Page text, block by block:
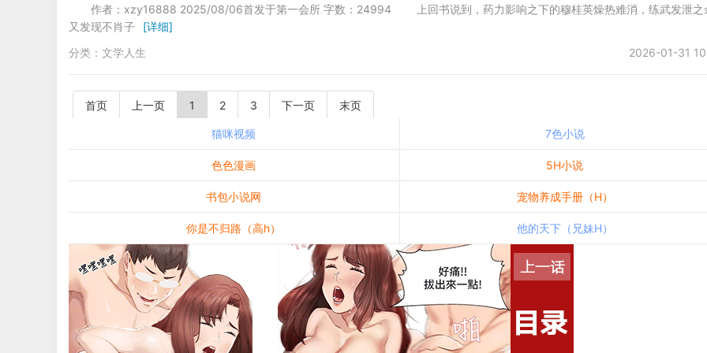
作者：xzy16888 2025/08/06首发于第一会所 字数：24994 上回书说到，药力影响之下的穆桂英燥热难消，练武发泄之
又发现不肖子
[详细]
2026-01-31
分类： 文学人生
首页 上一页 1 2 3 下一页 末页
猫咪视频 7色小说
色色漫画 5H小说
书包小说网 宠物养成手册（H）
你是不归路（高h） 他的天下（兄妹H）